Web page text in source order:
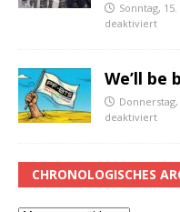
Sonntag,
deaktiviert
We’ll be
deaktiviert
CHRONOLOGISCHES